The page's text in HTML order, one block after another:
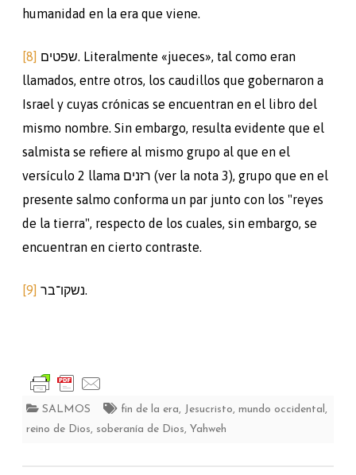
humanidad en la era que viene.
[8]
llamados, entre otros, los caudillos que gobernaron a
Israel y cuyas crónicas se encuentran en el libro del
mismo nombre. Sin embargo, resulta evidente que el
salmista se refiere al mismo grupo al que en el
versículo 2 llama רזנים (ver la nota 3), grupo que en el
presente salmo conforma un par junto con los "reyes
de la tierra", respecto de los cuales, sin embargo, se
encuentran en cierto contraste.
[9] נשקו־בר.
SALMOS fin de la era, Jesucristo, mundo occidental ,
reino de Dios, soberanía de Dios, Yahweh